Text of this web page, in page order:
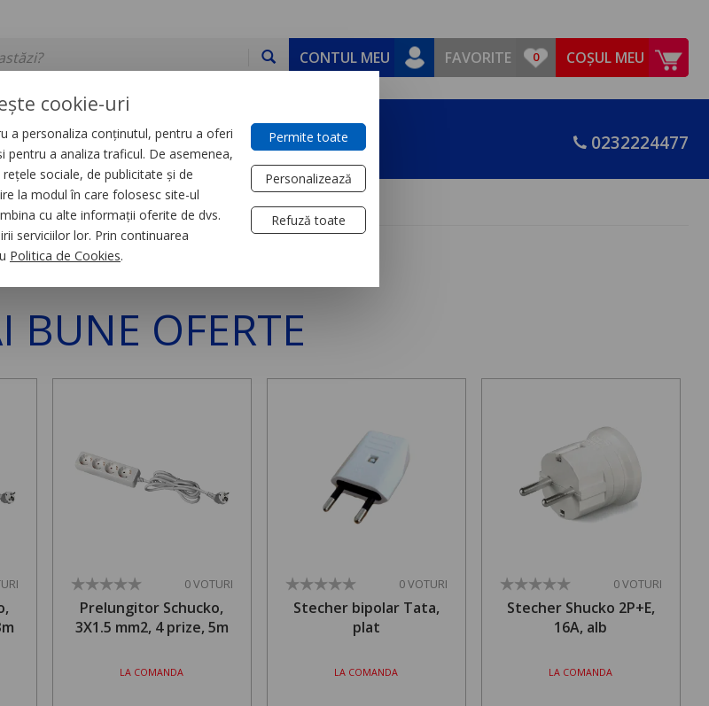
CONTUL MEU FAVORITE COȘUL MEU
DEVINO PARTENER CONTACT 0232224477
BUNE OFERTE
0 VOTURI
Prelungitor Schucko,
3X1.5 mm2, 4 prize, 5m
LA COMANDA
0 VOTURI
Stecher bipolar Tata,
plat
LA COMANDA
0 VOTURI
Stecher Shucko 2P+E,
16A, alb
LA COMANDA
cookie-uri
a personaliza conținutul, pentru a oferi
pentru a analiza traficul. De asemenea,
sociale, de publicitate și de
la modul în care folosesc site-ul
cu alte informații oferite de dvs.
serviciilor lor. Prin continuarea
Politica de Cookies.
Permite toate
Personalizează
Refuză toate